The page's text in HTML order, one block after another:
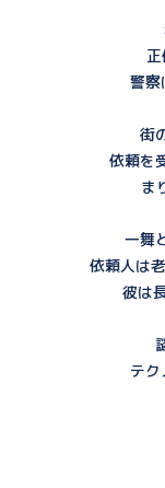
正
警察
街
依頼を
ま
一舞
依頼人は
彼は
テ